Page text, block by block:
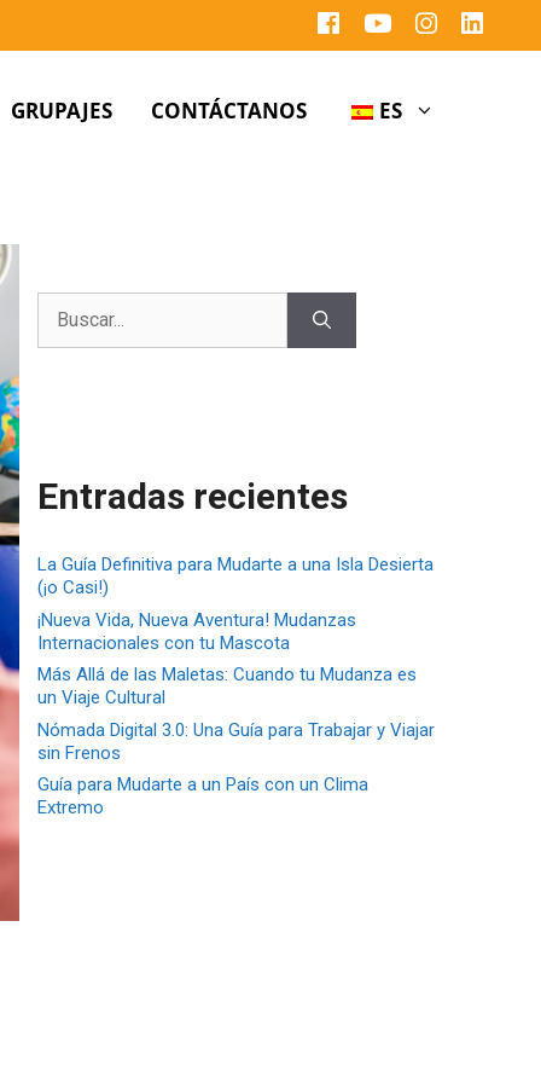
GRUPAJES CONTÁCTANOS ES
Entradas recientes
La Guía Definitiva para Mudarte a una Isla Desierta
(¡o Casi!)
¡Nueva Vida, Nueva Aventura! Mudanzas
Internacionales con tu Mascota
Más Allá de las Maletas: Cuando tu Mudanza es
un Viaje Cultural
Nómada Digital 3.0: Una Guía para Trabajar y Viajar
sin Frenos
Guía para Mudarte a un País con un Clima
Extremo